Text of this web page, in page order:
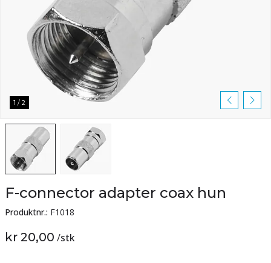
1 / 2
F-connector adapter coax hun
Produktnr.: F1018
kr 20,00 /stk